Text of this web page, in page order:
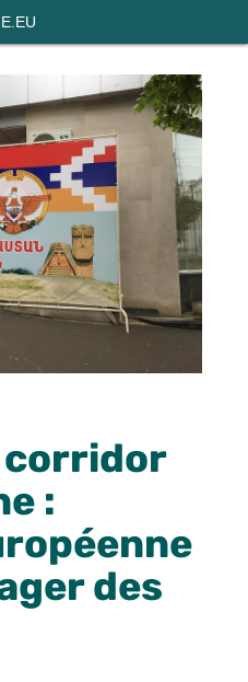
corridor
:
des